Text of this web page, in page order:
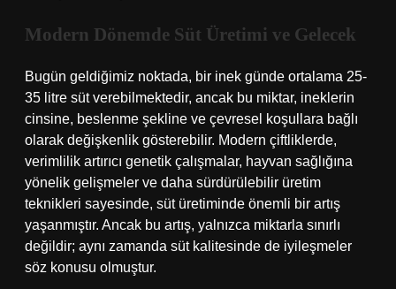
Modern Dönemde Süt Üretimi ve Gelecek
Bugün geldiğimiz noktada, bir inek günde ortalama 25-
35 litre süt verebilmektedir, ancak bu miktar, ineklerin
cinsine, beslenme şekline ve çevresel koşullara bağlı
olarak değişkenlik gösterebilir. Modern çiftliklerde,
verimlilik artırıcı genetik çalışmalar, hayvan sağlığına
yönelik gelişmeler ve daha sürdürülebilir üretim
teknikleri sayesinde, süt üretiminde önemli bir artış
yaşanmıştır. Ancak bu artış, yalnızca miktarla sınırlı
değildir; aynı zamanda süt kalitesinde de iyileşmeler
söz konusu olmuştur.